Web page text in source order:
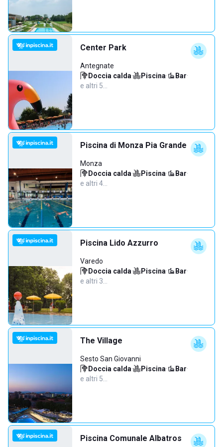
Center Park
Antegnate
Doccia calda· Piscina· Bar·
e altri 5…
Piscina di Monza Pia Grande
Monza
Doccia calda· Piscina· Bar·
e altri 4…
Piscina Lido Azzurro
Varedo
Doccia calda· Piscina· Bar·
e altri 3…
The Village
Sesto San Giovanni
Doccia calda· Piscina· Bar·
e altri 5…
Piscina Comunale Albatros